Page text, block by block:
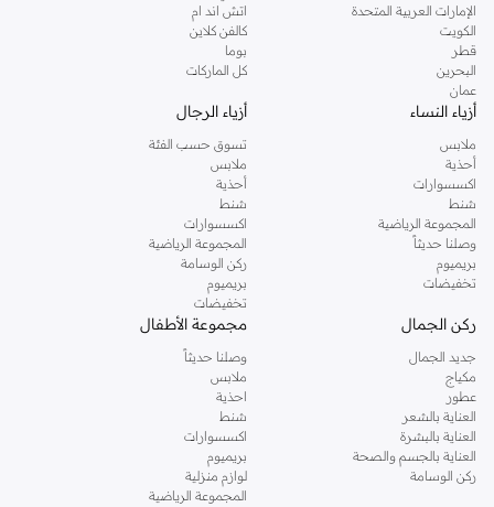
دوروثي بيركنز الشهيرة. تصفحي المجموعة كاملة في متجر دوروثي بيركنز اون لاين او
استخدمي القائمة لتحديد تجربة تسوق دوروثي بيركنز اون لاين. خدمة التوصيل السريعة
والدعم الاستثنائي يضمن لك تجربة تسوق ممتعة دائما مع نمشي.
الإمارات العربية المتحدة
الكويت
قطر
البحرين
عمان
اتش اند ام
كالفن كلاين
بوما
كل الماركات
أزياء النساء
ملابس
أحذية
اكسسوارات
شنط
المجموعة الرياضية
وصلنا حديثاً
بريميوم
تخفيضات
أزياء الرجال
تسوق حسب الفئة
ملابس
أحذية
شنط
اكسسوارات
المجموعة الرياضية
ركن الوسامة
بريميوم
تخفيضات
ركن الجمال
جديد الجمال
مكياج
عطور
العناية بالشعر
العناية بالبشرة
العناية بالجسم والصحة
ركن الوسامة
مجموعة الأطفال
وصلنا حديثاً
ملابس
احذية
شنط
اكسسوارات
بريميوم
لوازم منزلية
المجموعة الرياضية